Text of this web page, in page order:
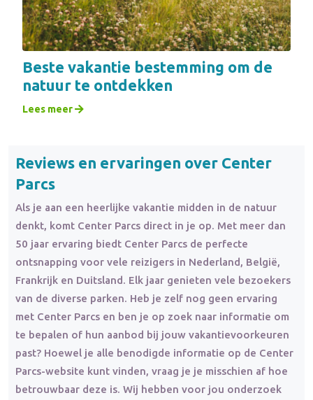
Beste vakantie bestemming om de
natuur te ontdekken
Lees meer
Reviews en ervaringen over Center
Parcs
Als je aan een heerlijke vakantie midden in de natuur
denkt, komt Center Parcs direct in je op. Met meer dan
50 jaar ervaring biedt Center Parcs de perfecte
ontsnapping voor vele reizigers in Nederland, België,
Frankrijk en Duitsland. Elk jaar genieten vele bezoekers
van de diverse parken. Heb je zelf nog geen ervaring
met Center Parcs en ben je op zoek naar informatie om
te bepalen of hun aanbod bij jouw vakantievoorkeuren
past? Hoewel je alle benodigde informatie op de Center
Parcs-website kunt vinden, vraag je je misschien af hoe
betrouwbaar deze is. Wij hebben voor jou onderzoek